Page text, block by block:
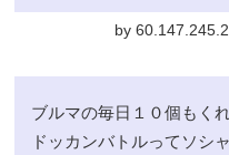
by
ブルマの毎日１０個もく
ドッカンバトルってソシ